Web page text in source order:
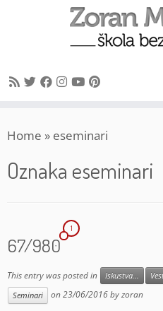
toHome » eseminari
Oznaka eseminari
67/980
1
This entry was posted in Iskustva...
Seminari
on23/06/2016byzoran